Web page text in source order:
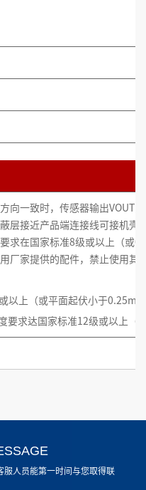
向一致时，传感器输出VOUT
层接近产品端连接线可接机壳
求在国家标准8级或以上（或
厂家提供的配件，禁止使用其
以上（或平面起伏小于
要求达国家标准12级或以上（
服人员能第一时间与您取得联